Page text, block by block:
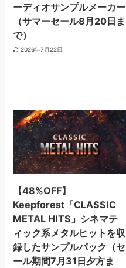
ーディオサンプルメーカー
（サマーセール8月20日ま
で）
2026年7月22日
【48%OFF】
Keepforest「CLASSIC
METAL HITS」シネマテ
ィック系メタルヒットを収
録したサンプルパック（セ
ール期間7月31日夕方ま